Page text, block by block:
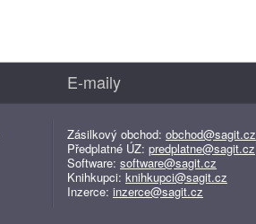
E-maily
Zásilkový obchod: obchod@sagit.cz
Předplatné ÚZ: predplatne@sagit.cz
Software: software@sagit.cz
Knihkupci: knihkupci@sagit.cz
Inzerce: inzerce@sagit.cz